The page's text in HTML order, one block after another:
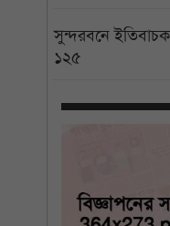
সুন্দরবনে ইতিবাচক
১২৫